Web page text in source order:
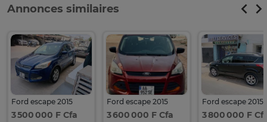
Annonces similaires
Ford escape 2015
3 500 000 F Cfa
Ford escape 2015
3 600 000 F Cfa
Ford escape 2015
3 800 000 F